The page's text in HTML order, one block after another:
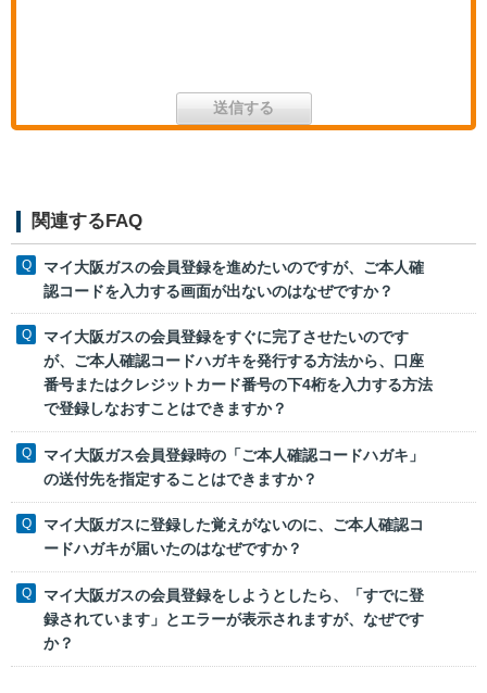
関連するFAQ
マイ大阪ガスの会員登録を進めたいのですが、ご本人確
認コードを入力する画面が出ないのはなぜですか？
マイ大阪ガスの会員登録をすぐに完了させたいのです
が、ご本人確認コードハガキを発行する方法から、口座
番号またはクレジットカード番号の下4桁を入力する方法
で登録しなおすことはできますか？
マイ大阪ガス会員登録時の「ご本人確認コードハガキ」
の送付先を指定することはできますか？
マイ大阪ガスに登録した覚えがないのに、ご本人確認コ
ードハガキが届いたのはなぜですか？
マイ大阪ガスの会員登録をしようとしたら、「すでに登
録されています」とエラーが表示されますが、なぜです
か？